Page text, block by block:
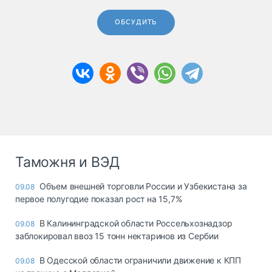
ОБСУДИТЬ
Таможня и ВЭД
09.08 Объем внешней торговли России и Узбекистана за
первое полугодие показал рост на 15,7%
09.08 В Калининградской области Россельхознадзор
заблокировал ввоз 15 тонн нектаринов из Сербии
09.08 В Одесской области ограничили движение к КПП